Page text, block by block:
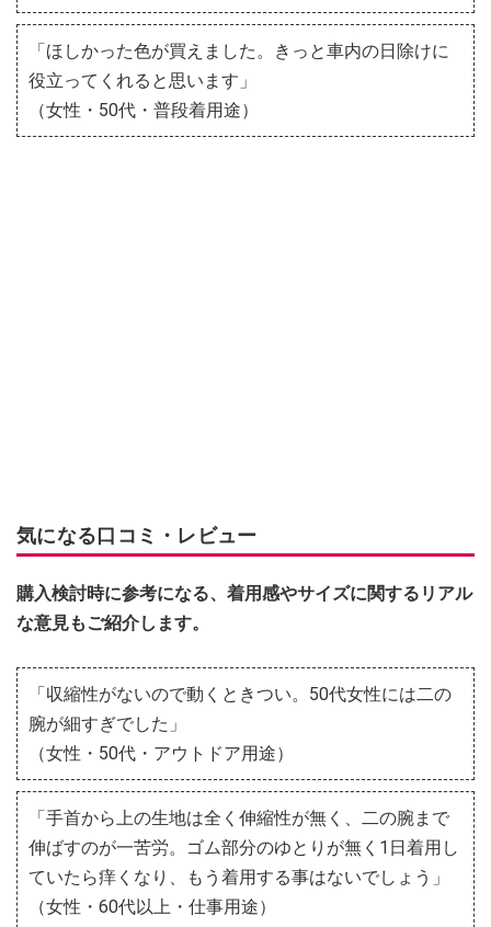
「ほしかった色が買えました。きっと車内の日除けに
役立ってくれると思います」
（女性・50代・普段着用途）
気になる口コミ・レビュー
購入検討時に参考になる、着用感やサイズに関するリアル
な意見もご紹介します。
「収縮性がないので動くときつい。50代女性には二の
腕が細すぎでした」
（女性・50代・アウトドア用途）
「手首から上の生地は全く伸縮性が無く、二の腕まで
伸ばすのが一苦労。ゴム部分のゆとりが無く1日着用し
ていたら痒くなり、もう着用する事はないでしょう」
（女性・60代以上・仕事用途）